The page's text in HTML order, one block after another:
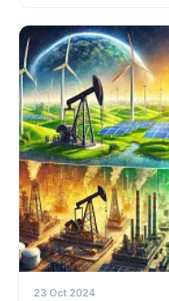
Gulf Keystone
resúmenes semanales).
23 Oct 2024